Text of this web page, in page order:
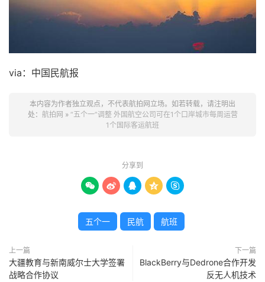
via：中国民航报
本内容为作者独立观点，不代表航拍网立场。如若转载，请注明出
处： 航拍网 » “五个一”调整 外国航空公司可在1个口岸城市每周运营
1个国际客运航班
分享到
    
五个一 民航 航班
上一篇
大疆教育与新南威尔士大学签署
战略合作协议
下一篇
BlackBerry与Dedrone合作开发
反无人机技术